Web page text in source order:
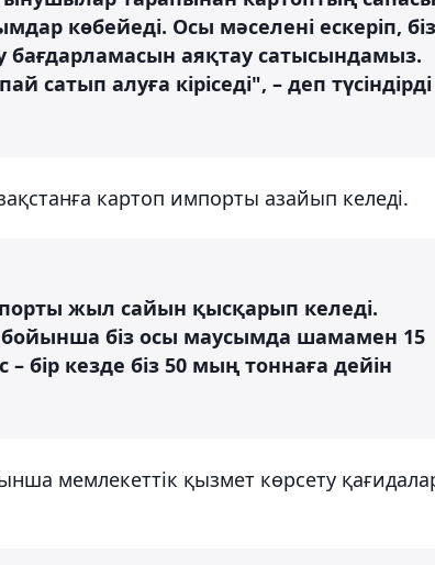
көбейеді. Осы мәселені ескеріп, біз
бағдарламасын аяқтау сатысындамыз.
сатып алуға кіріседі", – деп түсіндірді
картоп импорты азайып келеді.
жыл сайын қысқарып келеді.
біз осы маусымда шамамен 15
бір кезде біз 50 мың тоннаға дейін
мемлекеттік қызмет көрсету